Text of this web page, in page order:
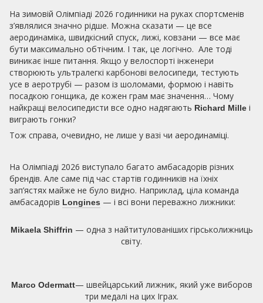
На зимовій Олімпіаді 2026 годинники на руках спортсменів
з’являлися значно рідше. Можна сказати — це все
аеродинаміка, швидкісний спуск, лижі, ковзани — все має
бути максимально обтічним. І так, це логічно. Але тоді
виникає інше питання. Якщо у велоспорті інженери
створюють ультралегкі карбонові велосипеди, тестують
усе в аеротрубі — разом із шоломами, формою і навіть
посадкою гонщика, де кожен грам має значення… Чому
найкращі велосипедисти все одно надягають Richard Mille і
виграють гонки?
Тож справа, очевидно, не лише у вазі чи аеродинаміці.
На Олімпіаді 2026 виступало багато амбасадорів різних
брендів. Але саме під час стартів годинників на їхніх
зап’ястях майже не було видно. Наприклад, ціла команда
амбасадорів Longines — і всі вони переважно лижники:
Mikaela Shiffrin — одна з найтитулованіших гірськолижниць
світу.
Marco Odermatt— швейцарський лижник, який уже виборов
три медалі на цих Іграх.